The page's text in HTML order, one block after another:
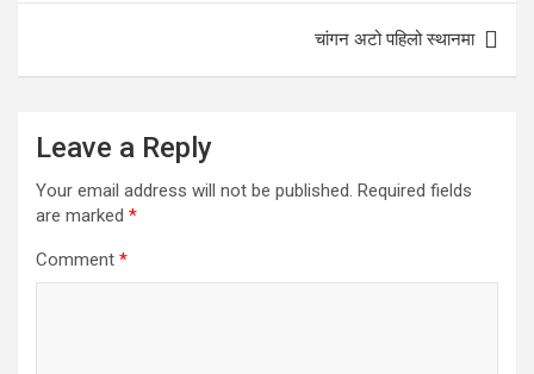
चांगन अटो पहिलो स्थानमा
Leave a Reply
Your email address will not be published. Required fields
are marked *
Comment *